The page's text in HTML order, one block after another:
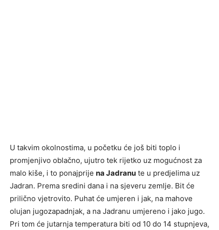
U takvim okolnostima, u početku će još biti toplo i
promjenjivo oblačno, ujutro tek rijetko uz mogućnost za
malo kiše, i to ponajprije na Jadranu te u predjelima uz
Jadran. Prema sredini dana i na sjeveru zemlje. Bit će
prilično vjetrovito. Puhat će umjeren i jak, na mahove
olujan jugozapadnjak, a na Jadranu umjereno i jako jugo.
Pri tom će jutarnja temperatura biti od 10 do 14 stupnjeva,